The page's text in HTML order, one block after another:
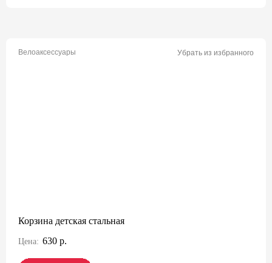
Велоаксессуары Убрать из избранного
Корзина детская стальная
Цена: 630 р.